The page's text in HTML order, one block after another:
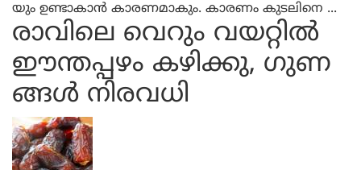
യും ഉണ്ടാകാന്‍ കാരണമാകും. കാരണം കുടലിനെ ...
രാവിലെ വെറും വയറ്റില്‍
ഈന്തപ്പഴം കഴിക്കു, ഗുണ
ങ്ങള്‍ നിരവധി